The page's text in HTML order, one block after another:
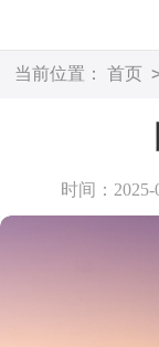
当前位置： 首页
时间：2025-